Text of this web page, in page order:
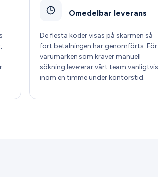
Omedelbar leverans
De flesta koder visas på skärmen så
fort betalningen har genomförts. För
varumärken som kräver manuell
sökning levererar vårt team vanligtvis
inom en timme under kontorstid.